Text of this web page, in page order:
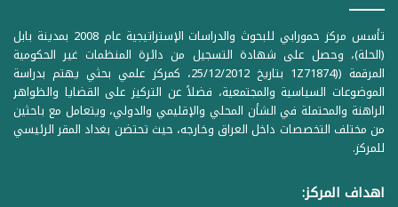
تأسس مركز حمورابي للبحوث والدراسات الإستراتيجية عام 2008 بمدينة بابل
(الحلة)، وحصل على شهادة التسجيل من دائرة المنظمات غير الحكومية
المرقمة ((1Z71874 بتاريخ 25/12/2012، كمركز علمي بحثي يهتم بدراسة
الموضوعات السياسية والمجتمعية، فضلاً عن التركيز على القضايا والظواهر
الراهنة والمحتملة في الشأن المحلي والإقليمي والدولي، ويتعامل مع باحثين
من مختلف التخصصات داخل العراق وخارجه، حيث تحتضن بغداد المقر الرئيسي
للمركز.
اهداف المركز: